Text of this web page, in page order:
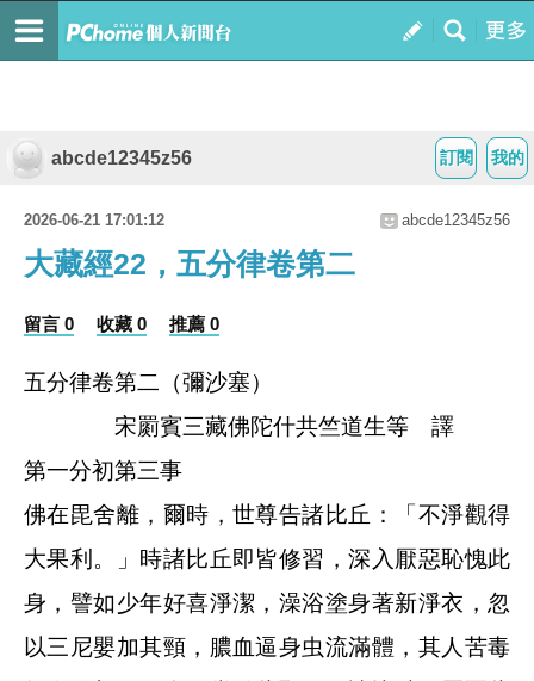
我的
訂閱
abcde12345z56
2026-06-21 17:01:12 abcde12345z56
大藏經22，五分律卷第二
留言 0 收藏 0 推薦 0
五分律卷第二（彌沙塞）
宋罽賓三藏佛陀什共竺道生等 譯
第一分初第三事
佛在毘舍離，爾時，世尊告諸比丘：「不淨觀得
大果利。」時諸比丘即皆修習，深入厭惡恥愧此
身，譬如少年好喜淨潔，澡浴塗身著新淨衣，忽
以三尼嬰加其頸，膿血逼身虫流滿體，其人苦毒